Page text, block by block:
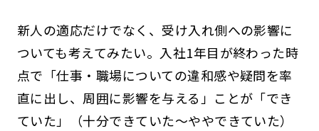
新人の適応だけでなく、受け入れ側への影響に
ついても考えてみたい。入社1年目が終わった時
点で「仕事・職場についての違和感や疑問を率
直に出し、周囲に影響を与える」ことが「でき
ていた」（十分できていた～ややできていた）